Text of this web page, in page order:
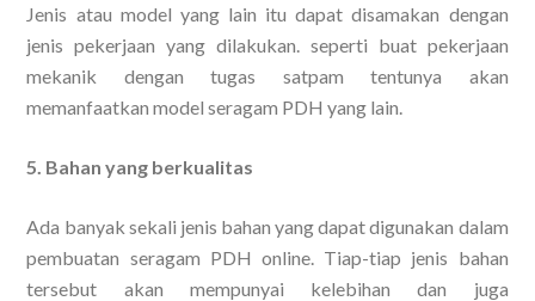
Jenis atau model yang lain itu dapat disamakan dengan
jenis pekerjaan yang dilakukan. seperti buat pekerjaan
mekanik dengan tugas satpam tentunya akan
memanfaatkan model seragam PDH yang lain.
5. Bahan yang berkualitas
Ada banyak sekali jenis bahan yang dapat digunakan dalam
pembuatan seragam PDH online. Tiap-tiap jenis bahan
tersebut akan mempunyai kelebihan dan juga